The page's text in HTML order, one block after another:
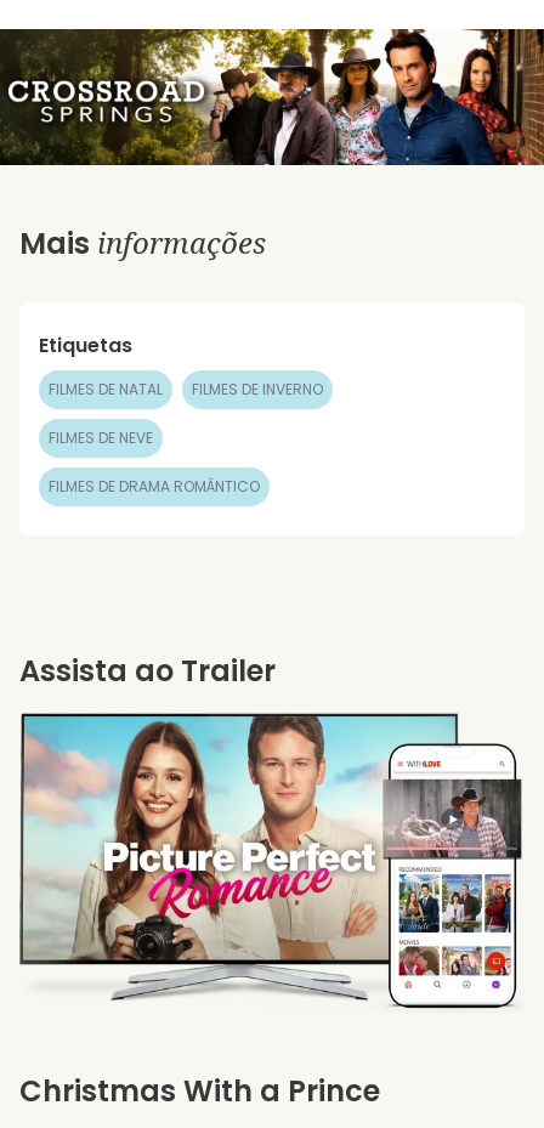
Mais informações
Etiquetas
FILMES DE NATAL FILMES DE INVERNO
FILMES DE NEVE
FILMES DE DRAMA ROMÂNTICO
Christmas With a Prince
Assista ao Trailer